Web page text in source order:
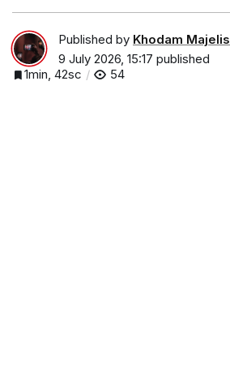
Published by Khodam Majelis
9 July 2026, 15:17 published
1min, 42sc
54